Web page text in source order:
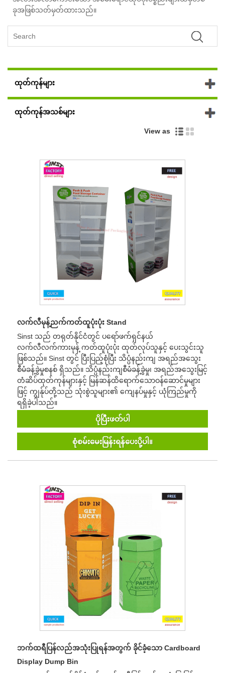
ခုအဖြစ်သတ်မှတ်ထားသည်။
ထုတ်ကုန်များ
ထုတ်ကုန်အသစ်များ
View as
လက်လီမုန့်ညက်ကတ်ထူပုံးပုံး Stand
Sinst သည် တရုတ်နိုင်ငံတွင် ပရော်ဖက်ရှင်နယ်
လက်လီလက်ကားမုန့် ကတ်ထူပုံးပုံး ထုတ်လုပ်သူနှင့် ပေးသွင်းသူ
ဖြစ်သည်။ Sinst တွင် ပြီးပြည့်စုံပြီး သိပ္ပံနည်းကျ အရည်အသွေး
စီမံခန့်ခွဲမှုစနစ် ရှိသည်။ သိပ္ပံနည်းကျစီမံခန့်ခွဲမှု၊ အရည်အသွေးမြင့်
တံဆိပ်ထုတ်ကုန်များနှင့် မြန်ဆန်ထိရောက်သောဝန်ဆောင်မှုများ
ဖြင့် ကျွန်ုပ်တို့သည် သုံးစွဲသူများ၏ ကျေနပ်မှုနှင့် ယုံကြည်မှုကို
ရရှိခဲ့ပါသည်။
ပိုပြီးဖတ်ပါ
စုံစမ်းမေးမြန်းရန်ပေးပို့ပါ။
ဘက်ထရီပြန်လည်အသုံးပြုရန်အတွက် ခိုင်ခံ့သော Cardboard
Display Dump Bin